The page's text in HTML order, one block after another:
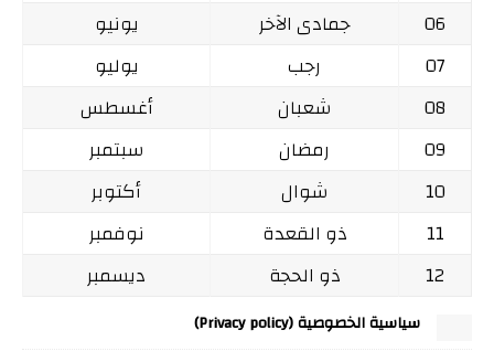
06
جمادى الآخر
يونيو
07
رجب
يوليو
08
شعبان
أغسطس
09
رمضان
سبتمبر
10
شوال
أكتوبر
11
ذو القعدة
نوفمبر
12
ذو الحجة ديسمبر
سياسية الخصوصية (Privacy policy)